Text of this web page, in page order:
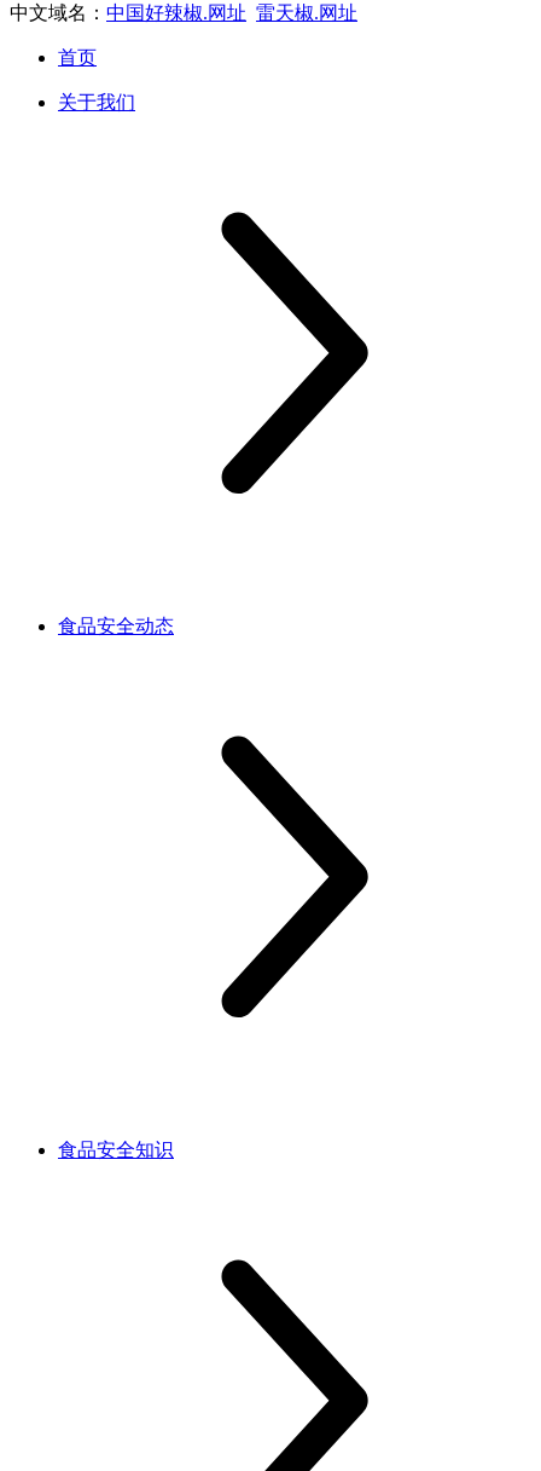
中文域名： 中国好辣椒.网址 雷天椒.网址
首页
关于我们
食品安全动态
食品安全知识